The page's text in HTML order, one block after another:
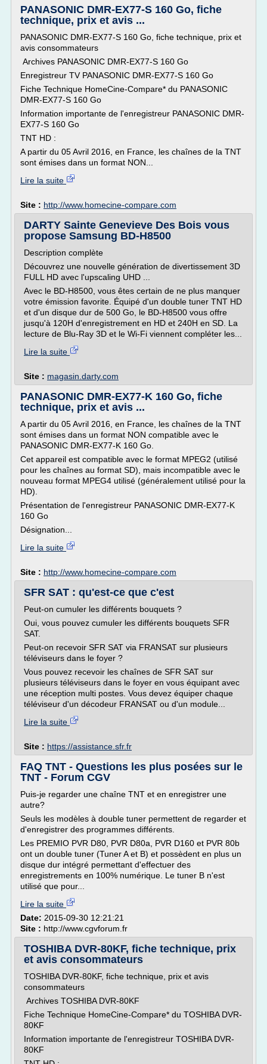
PANASONIC DMR-EX77-S 160 Go, fiche
technique, prix et avis ...
PANASONIC DMR-EX77-S 160 Go, fiche technique, prix et
avis consommateurs
Archives PANASONIC DMR-EX77-S 160 Go
Enregistreur TV PANASONIC DMR-EX77-S 160 Go
Fiche Technique HomeCine-Compare* du PANASONIC
DMR-EX77-S 160 Go
Information importante de l'enregistreur PANASONIC DMR-
EX77-S 160 Go
TNT HD :
A partir du 05 Avril 2016, en France, les chaînes de la TNT
sont émises dans un format NON...
Lire la suite
Site : http://www.homecine-compare.com
DARTY Sainte Genevieve Des Bois vous
propose Samsung BD-H8500
Description complète
Découvrez une nouvelle génération de divertissement 3D
FULL HD avec l'upscaling UHD ...
Avec le BD-H8500, vous êtes certain de ne plus manquer
votre émission favorite. Équipé d'un double tuner TNT HD
et d'un disque dur de 500 Go, le BD-H8500 vous offre
jusqu'à 120H d'enregistrement en HD et 240H en SD. La
lecture de Blu-Ray 3D et le Wi-Fi viennent compléter les...
Lire la suite
Site : magasin.darty.com
PANASONIC DMR-EX77-K 160 Go, fiche
technique, prix et avis ...
A partir du 05 Avril 2016, en France, les chaînes de la TNT
sont émises dans un format NON compatible avec le
PANASONIC DMR-EX77-K 160 Go.
Cet appareil est compatible avec le format MPEG2 (utilisé
pour les chaînes au format SD), mais incompatible avec le
nouveau format MPEG4 utilisé (généralement utilisé pour la
HD).
Présentation de l'enregistreur PANASONIC DMR-EX77-K
160 Go
Désignation...
Lire la suite
Site : http://www.homecine-compare.com
SFR SAT : qu'est-ce que c'est
Peut-on cumuler les différents bouquets ?
Oui, vous pouvez cumuler les différents bouquets SFR
SAT.
Peut-on recevoir SFR SAT via FRANSAT sur plusieurs
téléviseurs dans le foyer ?
Vous pouvez recevoir les chaînes de SFR SAT sur
plusieurs téléviseurs dans le foyer en vous équipant avec
une réception multi postes. Vous devez équiper chaque
téléviseur d'un décodeur FRANSAT ou d'un module...
Lire la suite
Site : https://assistance.sfr.fr
FAQ TNT - Questions les plus posées sur le
TNT - Forum CGV
Puis-je regarder une chaîne TNT et en enregistrer une
autre?
Seuls les modèles à double tuner permettent de regarder et
d'enregistrer des programmes différents.
Les PREMIO PVR D80, PVR D80a, PVR D160 et PVR 80b
ont un double tuner (Tuner A et B) et possèdent en plus un
disque dur intégré permettant d'effectuer des
enregistrements en 100% numérique. Le tuner B n'est
utilisé que pour...
Lire la suite
Date: 2015-09-30 12:21:21
Site : http://www.cgvforum.fr
TOSHIBA DVR-80KF, fiche technique, prix
et avis consommateurs
TOSHIBA DVR-80KF, fiche technique, prix et avis
consommateurs
Archives TOSHIBA DVR-80KF
Fiche Technique HomeCine-Compare* du TOSHIBA DVR-
80KF
Information importante de l'enregistreur TOSHIBA DVR-
80KF